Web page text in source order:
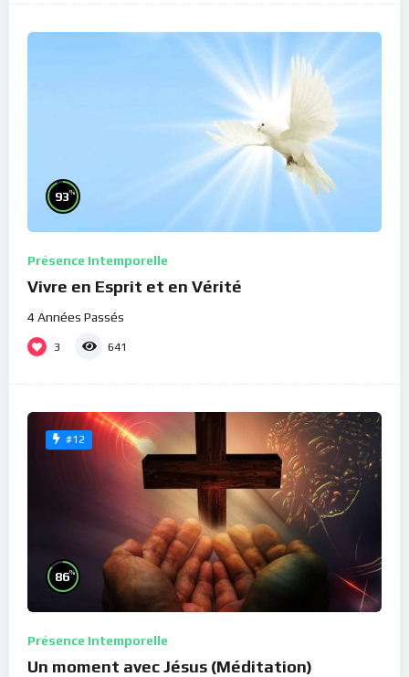
93%
Présence Intemporelle
Vivre en Esprit et en Vérité
4 Années Passés
3 641
#12
86%
Présence Intemporelle
Un moment avec Jésus (Méditation)